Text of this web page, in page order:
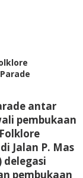
antar
pembukaan
Jalan P. Mas
delegasi
pembukaan